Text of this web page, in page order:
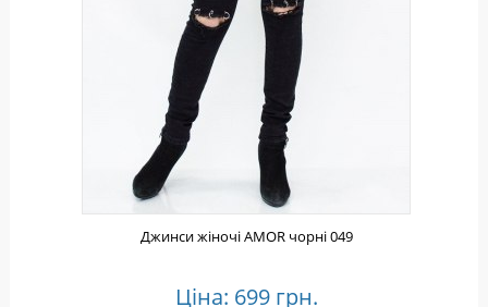
Джинси жіночі AMOR чорні 049
Ціна: 699 грн.